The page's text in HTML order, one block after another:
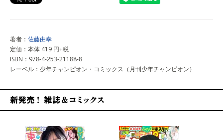
著者： 佐藤由幸
定価：本体 419 円+税
ISBN：978-4-253-21188-8
レーベル：少年チャンピオン・コミックス（月刊少年チャンピオン）